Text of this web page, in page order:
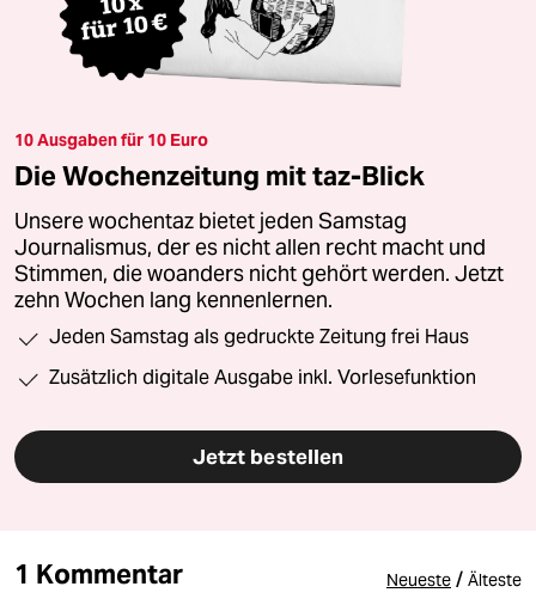
10 Ausgaben für 10 Euro
Die Wochenzeitung mit taz-Blick
Unsere wochentaz bietet jeden Samstag
Journalismus, der es nicht allen recht macht und
Stimmen, die woanders nicht gehört werden. Jetzt
zehn Wochen lang kennenlernen.
Jeden Samstag als gedruckte Zeitung frei Haus
Zusätzlich digitale Ausgabe inkl. Vorlesefunktion
Jetzt bestellen
1 Kommentar Neueste / Älteste